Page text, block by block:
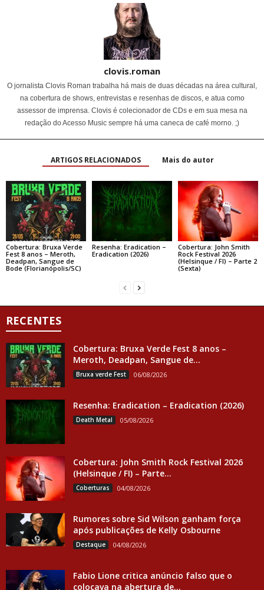
clovis.roman
O jornalista Clovis Roman trabalha há mais de duas décadas na área cultural,
na cobertura de shows, entrevistas e resenhas de discos, e atua como
assessor de imprensa. Clovis é colecionador de CDs e em sua mesa na
redação do Acesso Music sempre há uma caneca de café morno. ;)
ARTIGOS RELACIONADOS Mais do autor
Cobertura: Bruxa Verde
Fest 8 anos – Meroth,
Deadpan, Sangue de
Bode (Florianópolis/SC)
Resenha: Eradication –
Eradication (2026)
Cobertura: John Smith
Rock Festival 2026
(Helsinque / FI) – Parte 2
(Sexta)
RECENTES
Cobertura: Bruxa Verde Fest 8 anos –
Meroth, Deadpan, Sangue de...
Bruxa verde Fest 06/08/2026
Resenha: Eradication – Eradication (2026)
Death Metal 05/08/2026
Cobertura: John Smith Rock Festival 2026
(Helsinque / FI) – Parte...
Coberturas 04/08/2026
Rumores sobre Sid Wilson ganham força
após publicações de Kelly Osbourne
Destaque 04/08/2026
Fabio Lione critica anúncio falso que o
colocava na abertura de...